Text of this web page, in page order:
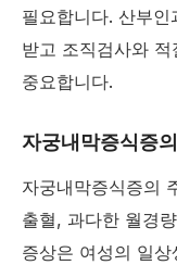
필요합니다. 산부
받고 조직검사와
중요합니다.
자궁내막증식증
자궁내막증식증의
출혈, 과다한 월경
증상은 여성의 일